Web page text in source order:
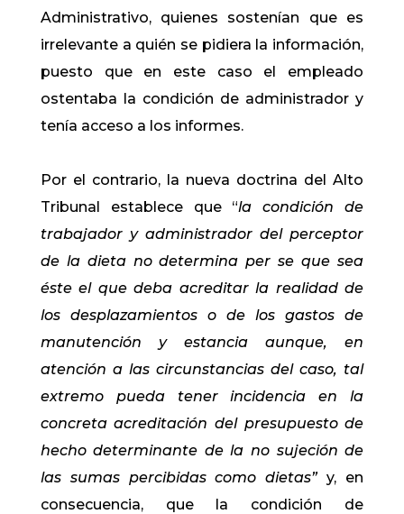
Administrativo, quienes sostenían que es
irrelevante a quién se pidiera la información,
puesto que en este caso el empleado
ostentaba la condición de administrador y
tenía acceso a los informes.
Por el contrario, la nueva doctrina del Alto
Tribunal establece que “la condición de
trabajador y administrador del perceptor
de la dieta no determina per se que sea
éste el que deba acreditar la realidad de
los desplazamientos o de los gastos de
manutención y estancia aunque, en
atención a las circunstancias del caso, tal
extremo pueda tener incidencia en la
concreta acreditación del presupuesto de
hecho determinante de la no sujeción de
las sumas percibidas como dietas”y, en
consecuencia, que la condición de